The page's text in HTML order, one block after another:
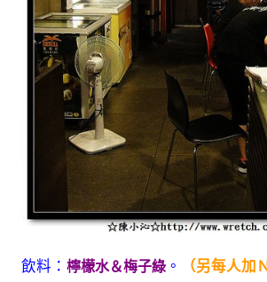
飲料： 檸檬水＆梅子綠。
（另每人加